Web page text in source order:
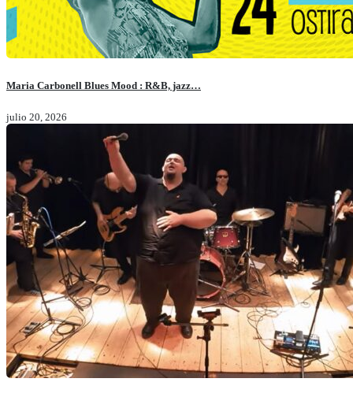
Maria Carbonell Blues Mood : R&B, jazz…
julio 20, 2026